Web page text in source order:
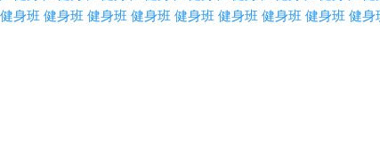
健身班 健身班 健身班 健身班 健身班 健身班 健身班 健身班 健身